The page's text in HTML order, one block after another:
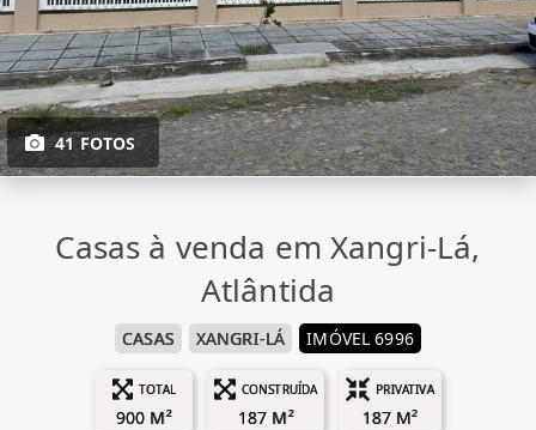
41 FOTOS
Casas à venda em Xangri-Lá,
Atlântida
CASAS XANGRI-LÁ IMÓVEL 6996
TOTAL
900 M²
CONSTRUÍDA
187 M²
PRIVATIVA
187 M²